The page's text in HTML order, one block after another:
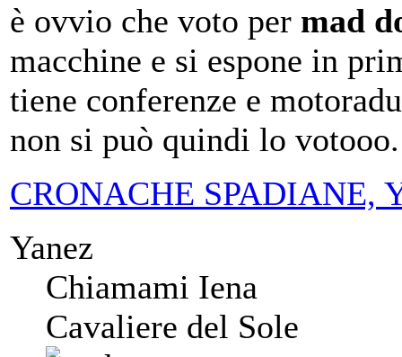
è ovvio che voto per mad
macchine e si espone in
tiene conferenze e
non si può quindi lo votooo.
CRONACHE SPADIANE,
Yanez
Chiamami Iena
Cavaliere del Sole